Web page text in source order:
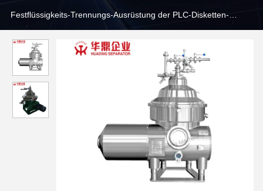
Festflüssigkeits-Trennungs-Ausrüstung der PLC-Disketten-